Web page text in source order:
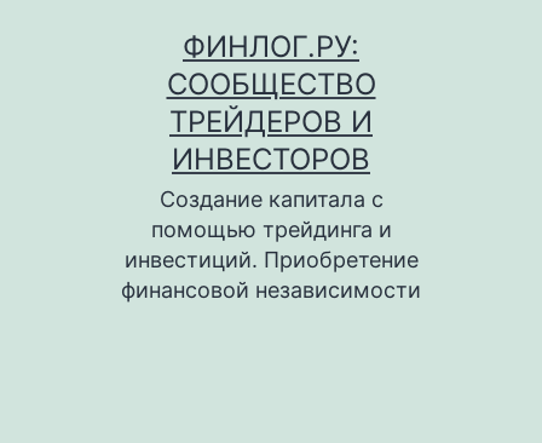
ФИНЛОГ.РУ:
СООБЩЕСТВО
ТРЕЙДЕРОВ И
ИНВЕСТОРОВ
Создание капитала с
помощью трейдинга и
инвестиций. Приобретение
финансовой независимости